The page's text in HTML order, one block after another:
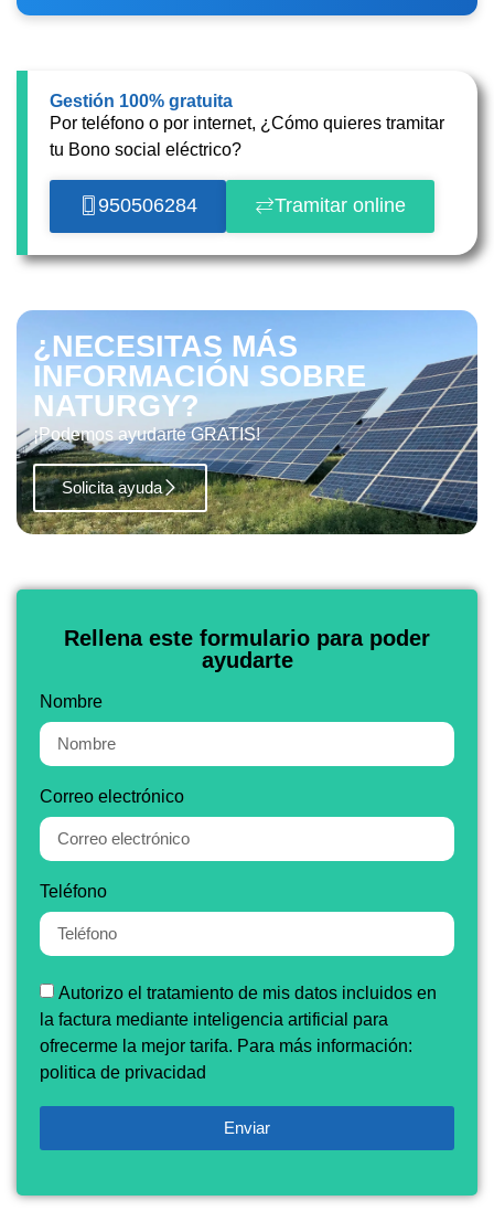
Gestión 100% gratuita
Por teléfono o por internet, ¿Cómo quieres tramitar
tu Bono social eléctrico?
950506284 Tramitar online
¿NECESITAS MÁS
INFORMACIÓN SOBRE
NATURGY?
¡Podemos ayudarte GRATIS!
Solicita ayuda
Rellena este formulario para poder
ayudarte
Nombre
Correo electrónico
Teléfono
Autorizo el tratamiento de mis datos incluidos en
la factura mediante inteligencia artificial para
ofrecerme la mejor tarifa. Para más información:
politica de privacidad
Enviar